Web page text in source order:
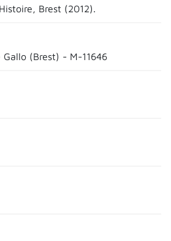
Brest (2012).
(Brest) - M-11646